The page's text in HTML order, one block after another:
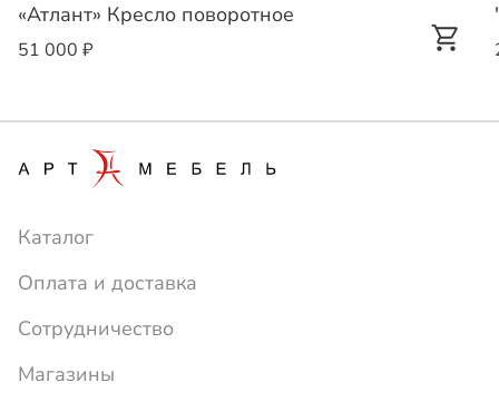
«Атлант» Кресло поворотное
51 000 ₽
Каталог
Оплата и доставка
Сотрудничество
Магазины